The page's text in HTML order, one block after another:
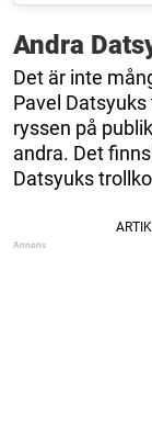
Andra
Det är inte
Pavel
ryssen på
andra. Det
Datsyuks